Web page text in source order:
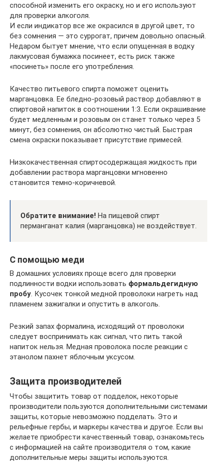
способной изменить его окраску, но и его используют
для проверки алкоголя.
И если индикатор все же окрасился в другой цвет, то
без сомнения — это суррогат, причем довольно опасный.
Недаром бытует мнение, что если опущенная в водку
лакмусовая бумажка посинеет, есть риск также
«посинеть» после его употребления.
Качество питьевого спирта поможет оценить
марганцовка. Ее бледно-розовый раствор добавляют в
спиртовой напиток в соотношении 1:3. Если окрашивание
будет медленным и розовым он станет только через 5
минут, без сомнения, он абсолютно чистый. Быстрая
смена окраски показывает присутствие примесей.
Низкокачественная спиртосодержащая жидкость при
добавлении раствора марганцовки мгновенно
становится темно-коричневой.
Обратите внимание! На пищевой спирт
перманганат калия (марганцовка) не воздействует.
С помощью меди
В домашних условиях проще всего для проверки
подлинности водки использовать формальдегидную
пробу . Кусочек тонкой медной проволоки нагреть над
пламенем зажигалки и опустить в алкоголь.
Резкий запах формалина, исходящий от проволоки
следует воспринимать как сигнал, что пить такой
напиток нельзя. Медная проволока после реакции с
этанолом пахнет яблочным уксусом.
Защита производителей
Чтобы защитить товар от подделок, некоторые
производители пользуются дополнительными системами
защиты, которые невозможно подделать. Это и
рельефные гербы, и маркеры качества и другое. Если вы
желаете приобрести качественный товар, ознакомьтесь
с информацией на сайте производителя о том, какие
дополнительные меры защиты используются.